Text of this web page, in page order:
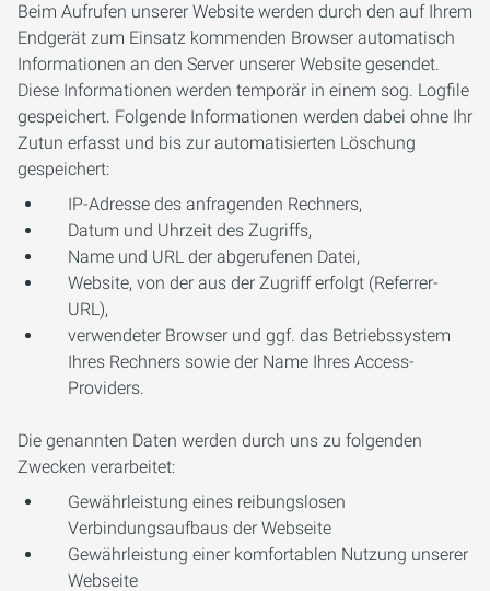
Beim Aufrufen unserer Website werden durch den auf Ihrem
Endgerät zum Einsatz kommenden Browser automatisch
Informationen an den Server unserer Website gesendet.
Diese Informationen werden temporär in einem sog. Logfile
gespeichert. Folgende Informationen werden dabei ohne Ihr
Zutun erfasst und bis zur automatisierten Löschung
gespeichert:
IP-Adresse des anfragenden Rechners,
Datum und Uhrzeit des Zugriffs,
Name und URL der abgerufenen Datei,
Website, von der aus der Zugriff erfolgt (Referrer-
URL),
verwendeter Browser und ggf. das Betriebssystem
Ihres Rechners sowie der Name Ihres Access-
Providers.
Die genannten Daten werden durch uns zu folgenden
Zwecken verarbeitet:
Gewährleistung eines reibungslosen
Verbindungsaufbaus der Webseite
Gewährleistung einer komfortablen Nutzung unserer
Webseite